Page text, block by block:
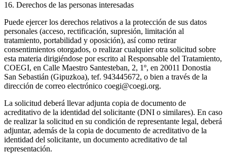
16. Derechos de las personas interesadas
Puede ejercer los derechos relativos a la protección de sus datos
personales (acceso, rectificación, supresión, limitación al
tratamiento, portabilidad y oposición), así como retirar
consentimientos otorgados, o realizar cualquier otra solicitud sobre
esta materia dirigiéndose por escrito al Responsable del Tratamiento,
COEGI, en Calle Maestro Santesteban, 2, 1º, en 20011 Donostia
San Sebastián (Gipuzkoa), tef. 943445672, o bien a través de la
dirección de correo electrónico coegi@coegi.org.
La solicitud deberá llevar adjunta copia de documento de
acreditativo de la identidad del solicitante (DNI o similares). En caso
de realizar la solicitud en su condición de representante legal, deberá
adjuntar, además de la copia de documento de acreditativo de la
identidad del solicitante, un documento acreditativo de tal
representación.